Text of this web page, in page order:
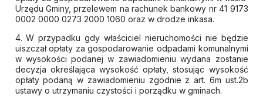
Urzędu Gminy, przelewem na rachunek bankowy nr 41 9173
0002 0000 0273 2000 1060 oraz w drodze inkasa.
4. W przypadku gdy właściciel nieruchomości nie będzie
uiszczał opłaty za gospodarowanie odpadami komunalnymi
w wysokości podanej w zawiadomieniu wydana zostanie
decyzja określająca wysokość opłaty, stosując wysokość
opłaty podaną w zawiadomieniu zgodnie z art. 6m ust.2b
ustawy o utrzymaniu czystości i porządku w gminach.